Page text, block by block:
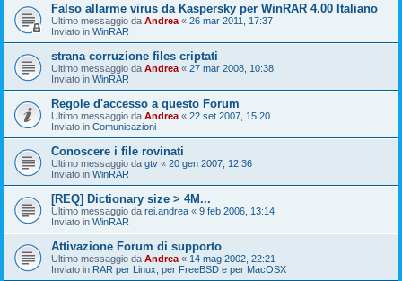
Falso allarme virus da Kaspersky per WinRAR 4.00 Italiano
Ultimo messaggio da Andrea « 26 mar 2011, 17:37
Inviato in WinRAR
strana corruzione files criptati
Ultimo messaggio da Andrea « 27 mar 2008, 10:38
Inviato in WinRAR
Regole d'accesso a questo Forum
Ultimo messaggio da Andrea « 22 set 2007, 15:20
Inviato in Comunicazioni
Conoscere i file rovinati
Ultimo messaggio da gtv « 20 gen 2007, 12:36
Inviato in WinRAR
[REQ] Dictionary size > 4M...
Ultimo messaggio da rei.andrea « 9 feb 2006, 13:14
Inviato in WinRAR
Attivazione Forum di supporto
Ultimo messaggio da Andrea « 14 mag 2002, 22:21
Inviato in RAR per Linux, per FreeBSD e per MacOSX